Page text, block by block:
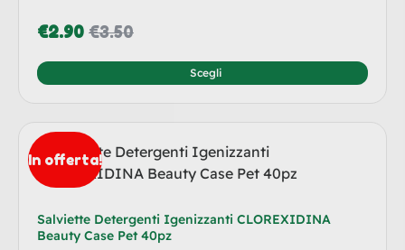
€3.50
€2.90
Scegli
In offerta!
Salviette Detergenti Igenizzanti CLOREXIDINA
Beauty Case Pet 40pz